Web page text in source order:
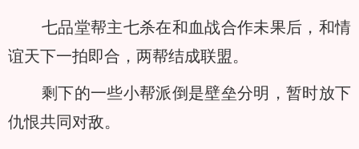
七品堂帮主七杀在和血战合作未果后，和情
谊天下一拍即合，两帮结成联盟。
剩下的一些小帮派倒是壁垒分明，暂时放下
仇恨共同对敌。